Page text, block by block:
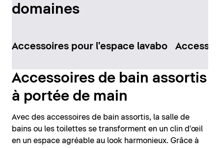
domaines
Accessoires pour l'espace lavabo
Accessoires de bain assortis
à portée de main
Avec des accessoires de bain assortis, la salle de
bains ou les toilettes se transforment en un clin d'œil
en un espace agréable au look harmonieux. Grâce à